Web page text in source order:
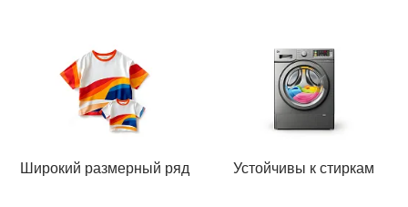
Широкий размерный ряд Устойчивы к стиркам